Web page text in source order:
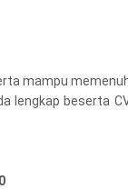
mampu
lengkap beserta